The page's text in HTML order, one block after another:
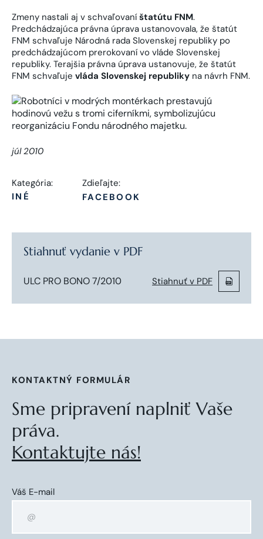
Zmeny nastali aj v schvaľovaníštatútu FNM.
Predchádzajúca právna úprava ustanovovala, že štatút
FNM schvaľuje Národná rada Slovenskej republiky po
predchádzajúcom prerokovaní vo vláde Slovenskej
republiky. Terajšia právna úprava ustanovuje, že štatút
FNM schvaľuje vláda Slovenskej republiky na návrh FNM.
júl 2010
Kategória:
INÉ
Zdieľajte:
FACEBOOK
Stiahnuť vydanie v PDF
ULC PRO BONO 7/2010 Stiahnuť v PDF
KONTAKTNÝ FORMULÁR
Sme pripravení naplniť Vaše
práva.
Kontaktujte nás!
Váš E-mail